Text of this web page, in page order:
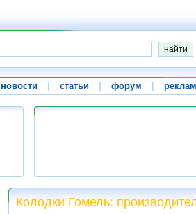
новости статьи форум
Колодки Гомель: